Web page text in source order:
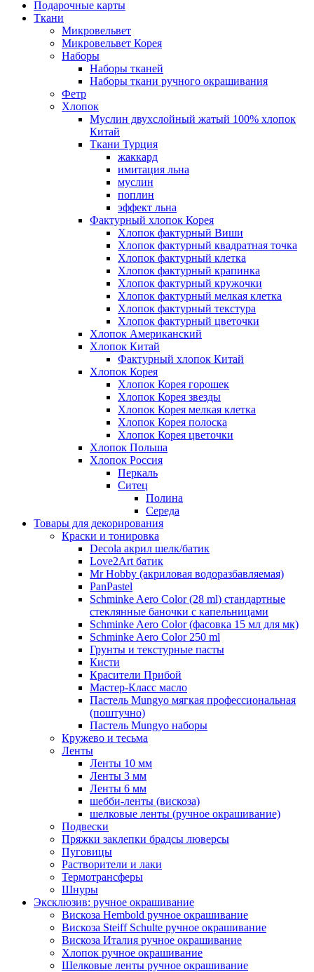
Подарочные карты
Ткани
Микровельвет
Микровельвет Корея
Наборы
Наборы тканей
Наборы ткани ручного окрашивания
Фетр
Хлопок
Муслин двухслойный жатый 100% хлопок
Китай
Ткани Турция
жаккард
имитация льна
муслин
поплин
эффект льна
Фактурный хлопок Корея
Хлопок фактурный Виши
Хлопок фактурный квадратная точка
Хлопок фактурный клетка
Хлопок фактурный крапинка
Хлопок фактурный кружочки
Хлопок фактурный мелкая клетка
Хлопок фактурный текстура
Хлопок фактурный цветочки
Хлопок Американский
Хлопок Китай
Фактурный хлопок Китай
Хлопок Корея
Хлопок Корея горошек
Хлопок Корея звезды
Хлопок Корея мелкая клетка
Хлопок Корея полоска
Хлопок Корея цветочки
Хлопок Польша
Хлопок Россия
Перкаль
Ситец
Полина
Середа
Товары для декорирования
Краски и тонировка
Decola акрил шелк/батик
Love2Art батик
Mr Hobby (акриловая водоразбавляемая)
PanPastel
Schminke Aero Color (28 ml) стандартные
стеклянные баночки с капельницами
Schminke Aero Color (фасовка 15 мл для мк)
Schminke Aero Color 250 ml
Грунты и текстурные пасты
Кисти
Красители Прибой
Мастер-Класс масло
Пастель Mungyo мягкая профессиональная
(поштучно)
Пастель Mungyo наборы
Кружево и тесьма
Ленты
Ленты 10 мм
Ленты 3 мм
Ленты 6 мм
шебби-ленты (вискоза)
шелковые ленты (ручное окрашивание)
Подвески
Пряжки заклепки брадсы люверсы
Пуговицы
Растворители и лаки
Термотрансферы
Шнуры
Эксклюзив: ручное окрашивание
Вискоза Hembold ручное окрашивание
Вискоза Steiff Schulte ручное окрашивание
Вискоза Италия ручное окрашивание
Хлопок ручное окрашивание
Шелковые ленты ручное окрашивание